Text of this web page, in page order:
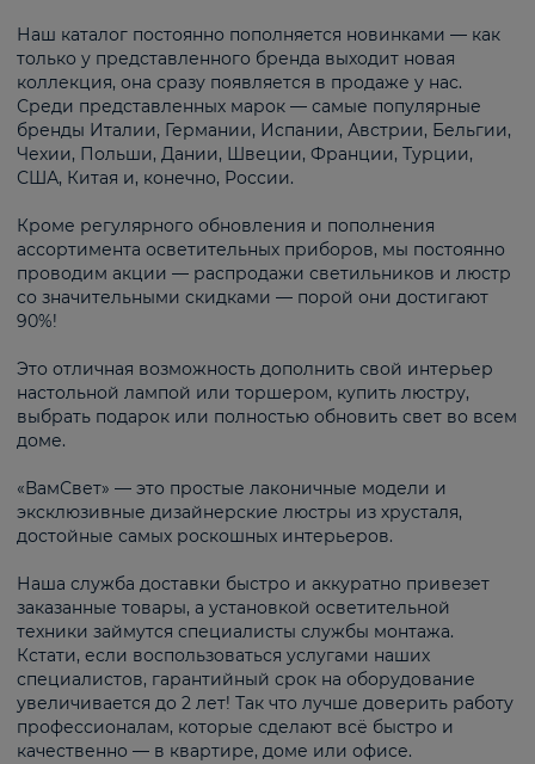
Наш каталог постоянно пополняется новинками — как
только у представленного бренда выходит новая
коллекция, она сразу появляется в продаже у нас.
Среди представленных марок — самые популярные
бренды Италии, Германии, Испании, Австрии, Бельгии,
Чехии, Польши, Дании, Швеции, Франции, Турции,
США, Китая и, конечно, России.
Кроме регулярного обновления и пополнения
ассортимента осветительных приборов, мы постоянно
проводим акции — распродажи светильников и люстр
со значительными скидками — порой они достигают
90%!
Это отличная возможность дополнить свой интерьер
настольной лампой или торшером, купить люстру,
выбрать подарок или полностью обновить свет во всем
доме.
«ВамСвет» — это простые лаконичные модели и
эксклюзивные дизайнерские люстры из хрусталя,
достойные самых роскошных интерьеров.
Наша служба доставки быстро и аккуратно привезет
заказанные товары, а установкой осветительной
техники займутся специалисты службы монтажа.
Кстати, если воспользоваться услугами наших
специалистов, гарантийный срок на оборудование
увеличивается до 2 лет! Так что лучше доверить работу
профессионалам, которые сделают всё быстро и
качественно — в квартире, доме или офисе.